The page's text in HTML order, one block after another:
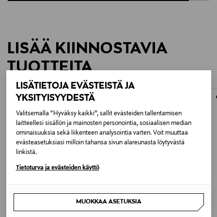
LISÄTIETOJA EVÄSTEISTÄ JA
YKSITYISYYDESTÄ
Valitsemalla “Hyväksy kaikki”, sallit evästeiden tallentamisen
laitteellesi sisällön ja mainosten personointia, sosiaalisen median
ominaisuuksia sekä liikenteen analysointia varten. Voit muuttaa
evästeasetuksiasi milloin tahansa sivun alareunasta löytyvästä
linkistä.
Tietoturva ja evästeiden käyttö
MUOKKAA ASETUKSIA
LISÄÄ KIINNOSTAVIA
TUOTTEITA
ONLINE EXCLUSIVE
QED
QED